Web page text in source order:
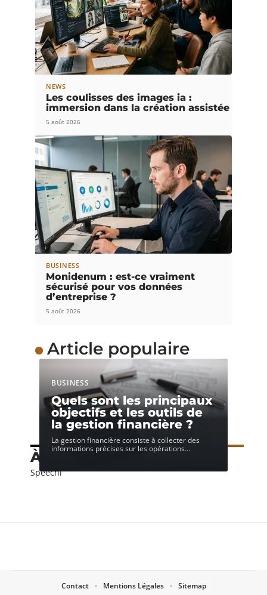
NEWS
Les coulisses des images ia :
immersion dans la création assistée
5 août 2026
BUSINESS
Monidenum : est-ce vraiment
sécurisé pour vos données
d’entreprise ?
5 août 2026
Article populaire
BUSINESS
Quels sont les principaux
objectifs et les outils de
la gestion financière ?
La gestion financière consiste à collecter des
informations précises sur les opérations…
À découvrir
Speechi
Contact Mentions Légales Sitemap